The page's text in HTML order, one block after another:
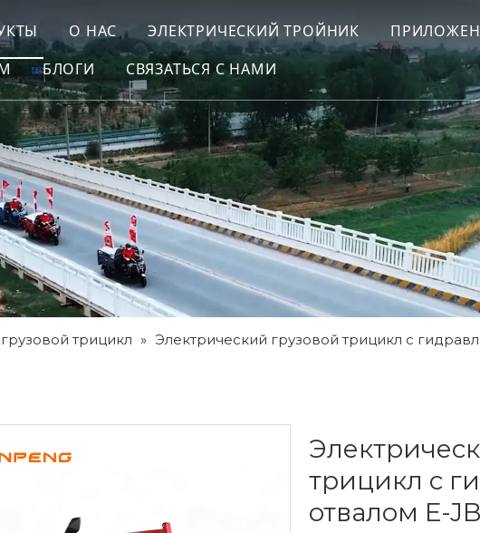
О НАС ЭЛЕКТРИЧЕСКИЙ ТРОЙНИК
БЛОГИ СВЯЗАТЬСЯ С НАМИ
трицикл » Электрический грузовой трицикл с
трицикл с
отвалом E-